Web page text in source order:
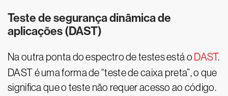
Teste de segurança dinâmica de
aplicações (DAST)
Na outra ponta do espectro de testes está o DAST.
DAST é uma forma de “teste de caixa preta”, o que
significa que o teste não requer acesso ao código.